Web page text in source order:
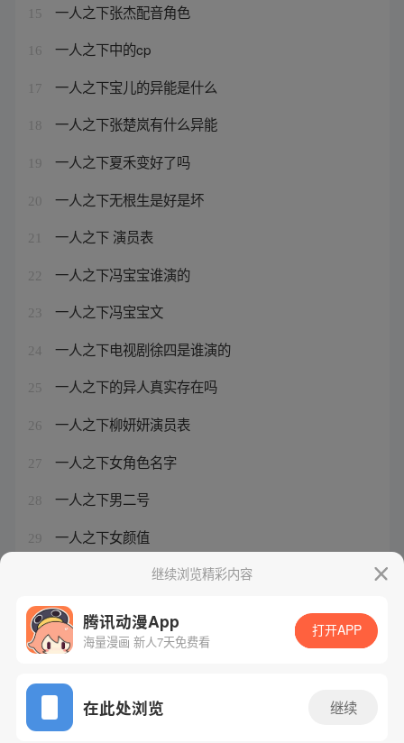
15 一人之下张杰配音角色
16 一人之下中的cp
17 一人之下宝儿的异能是什么
18 一人之下张楚岚有什么异能
19 一人之下夏禾变好了吗
20 一人之下无根生是好是坏
21 一人之下 演员表
22 一人之下冯宝宝谁演的
23 一人之下冯宝宝文
24 一人之下电视剧徐四是谁演的
25 一人之下的异人真实存在吗
26 一人之下柳妍妍演员表
27 一人之下女角色名字
28 一人之下男二号
29 一人之下女颜值
继续浏览精彩内容
腾讯动漫App
海量漫画 新人7天免费看
打开APP
在此处浏览 继续
网站备案/许可证号：粤B2-20090059-5
Copyright©1998 - 2026 Tencent. All Rights Reserved